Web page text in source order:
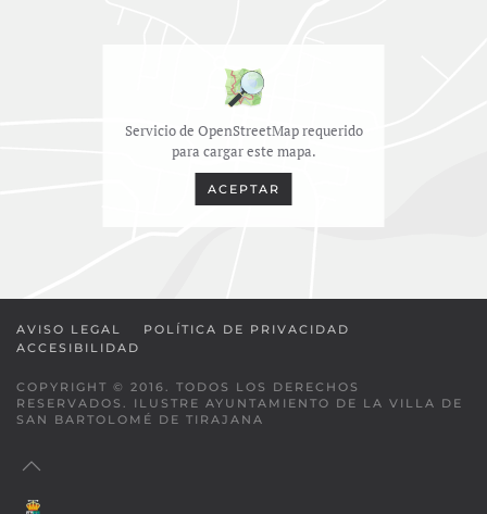
Servicio de OpenStreetMap requerido
para cargar este mapa.
ACEPTAR
AVISO LEGAL
POLÍTICA DE PRIVACIDAD
ACCESIBILIDAD
COPYRIGHT © 2016. TODOS LOS DERECHOS
RESERVADOS. ILUSTRE AYUNTAMIENTO DE LA VILLA DE
SAN BARTOLOMÉ DE TIRAJANA